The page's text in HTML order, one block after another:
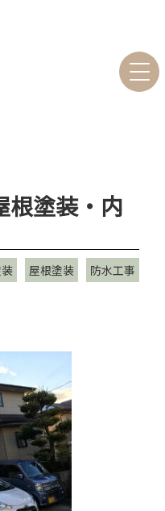
塗装・内
屋根塗装 防水工事